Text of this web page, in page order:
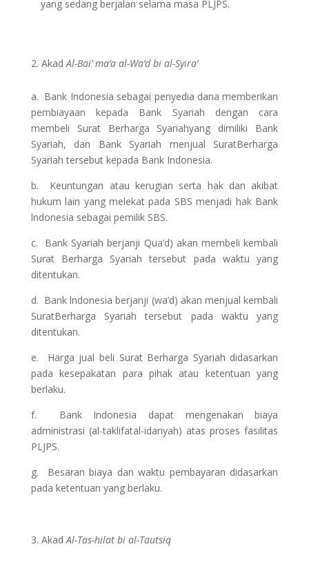
yang sedang berjalan selama masa PLJPS.
AkadAl-Bai’ ma’a al-Wa’d bi al-Syira’
a. Bank Indonesia sebagai penyedia dana memberikan
pembiayaan kepada Bank Syariah dengan cara
membeli Surat Berharga Syariahyang dimiliki Bank
Syariah, dan Bank Syariah menjual SuratBerharga
Syariah tersebut kepada Bank Indonesia.
b. Keuntungan atau kerugian serta hak dan akibat
hukum lain yang melekat pada SBS menjadi hak Bank
lndonesia sebagai pemilik SBS.
c. Bank Syariah berjanji Qua’d) akan membeli kembali
Surat Berharga Syariah tersebut pada waktu yang
ditentukan.
d. Bank lndonesia berjanji (wa’d) akan menjual kembali
SuratBerharga Syariah tersebut pada waktu yang
ditentukan.
e. Harga jual beli Surat Berharga Syariah didasarkan
pada kesepakatan para pihak atau ketentuan yang
berlaku.
f. Bank Indonesia dapat mengenakan biaya
administrasi (al-taklifatal-idariyah) atas proses fasilitas
PLJPS.
g. Besaran biaya dan waktu pembayaran didasarkan
pada ketentuan yang berlaku.
AkadAl-Tas-hilat bi al-Tautsiq